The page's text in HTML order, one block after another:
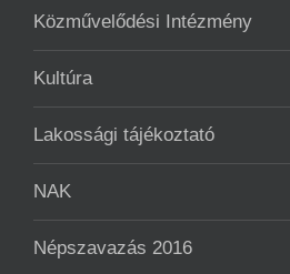
Közművelődési Intézmény
Kultúra
Lakossági tájékoztató
NAK
Népszavazás 2016